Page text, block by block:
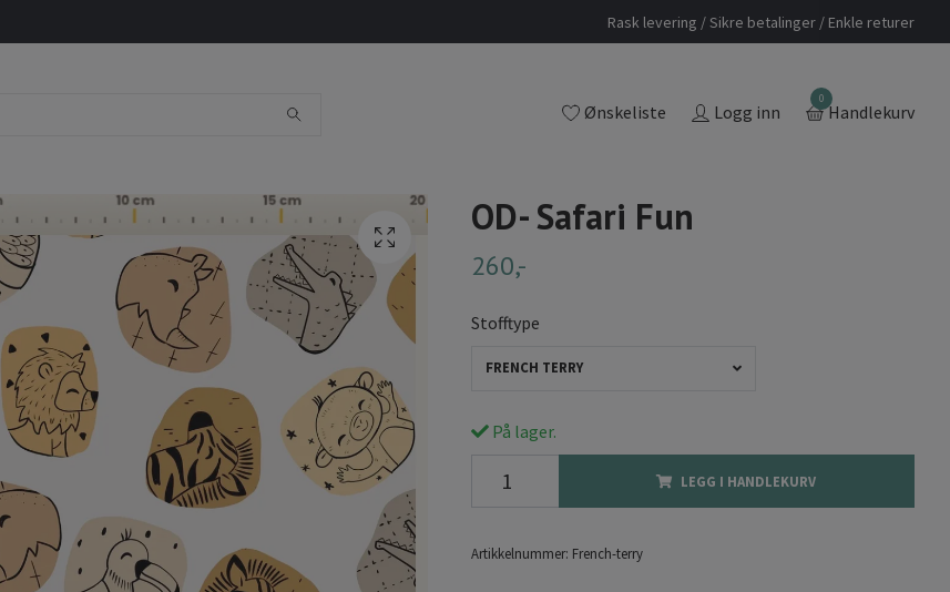
Rask levering / Sikre betalinger / Enkle returer
Ønskeliste Logg inn
0
Handlekurv
OD- Safari Fun
260,-
Stofftype
FRENCH TERRY
På lager.
LEGG I HANDLEKURV
Artikkelnummer: French-terry